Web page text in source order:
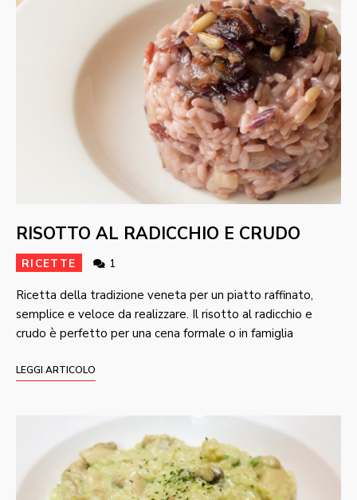
RISOTTO AL RADICCHIO E CRUDO
RICETTE 1
Ricetta della tradizione veneta per un piatto raffinato,
semplice e veloce da realizzare. Il risotto al radicchio e
crudo è perfetto per una cena formale o in famiglia
LEGGI ARTICOLO